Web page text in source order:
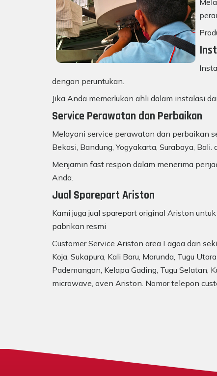
dengan peruntukan.
Jika Anda memerlukan ahli dalam instalasi
Service Perawatan dan Perbaikan
Melayani service perawatan dan perbaikan
Bekasi, Bandung, Yogyakarta, Surabaya, Bali.
Menjamin fast respon dalam menerima
Anda.
Jual Sparepart Ariston
Kami juga jual sparepart original Ariston
pabrikan resmi
Customer Service Ariston area Lagoa dan
Koja, Sukapura, Kali Baru, Marunda, Tugu
Pademangan, Kelapa Gading, Tugu Selatan,
microwave, oven Ariston. Nomor telepon